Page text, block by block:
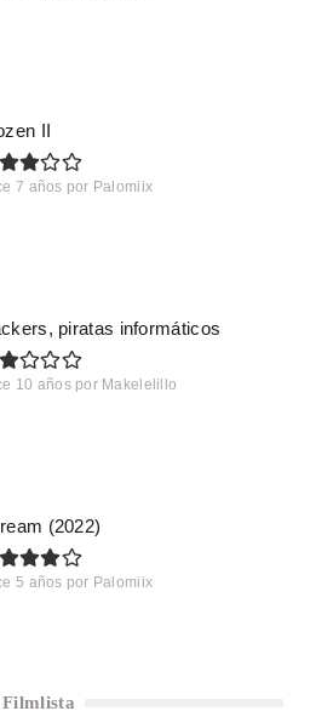
II
7 años por Palomiix
piratas informáticos
10 años por Makelelillo
(2022)
5 años por Palomiix
Filmlista